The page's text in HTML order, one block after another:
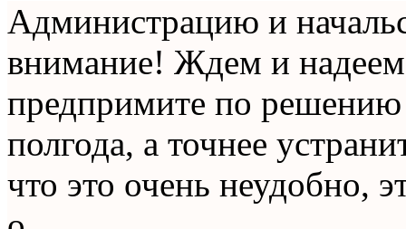
Администрацию и
внимание! Ждем и
предпримите по
полгода, а точнее
что это очень неудобно,